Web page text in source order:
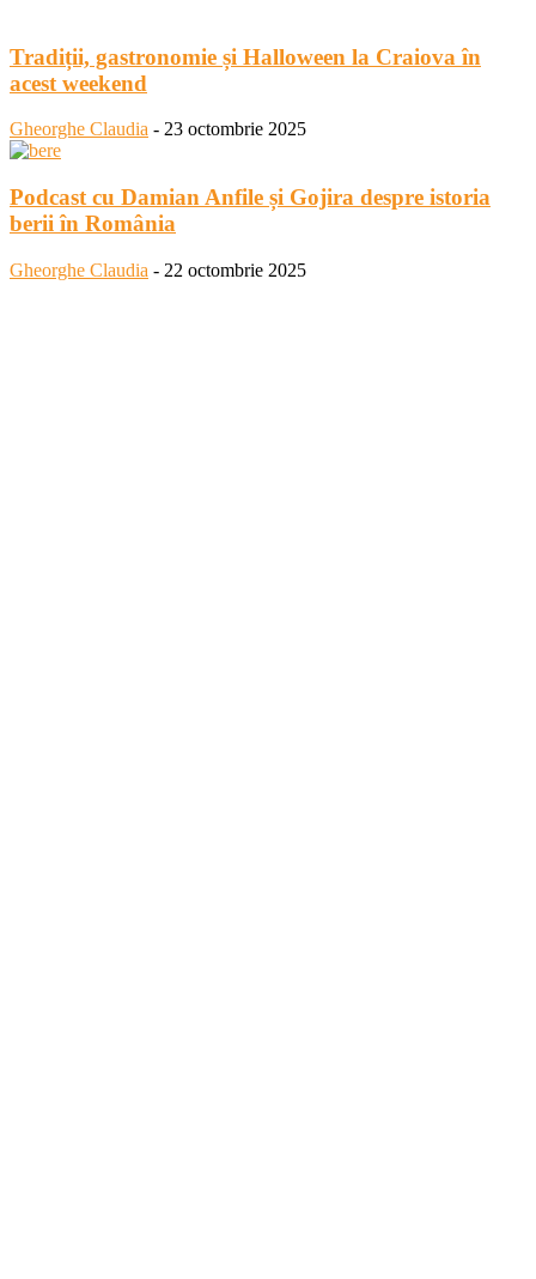
Tradiții, gastronomie și Halloween la Craiova în
acest weekend
Gheorghe Claudia - 23 octombrie 2025
Podcast cu Damian Anfile și Gojira despre istoria
berii în România
Gheorghe Claudia - 22 octombrie 2025